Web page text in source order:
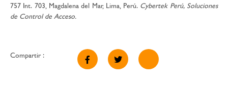
757 Int. 703, Magdalena del Mar, Lima, Perú. Cybertek Perú, Soluciones
de Control de Acceso.
Compartir :